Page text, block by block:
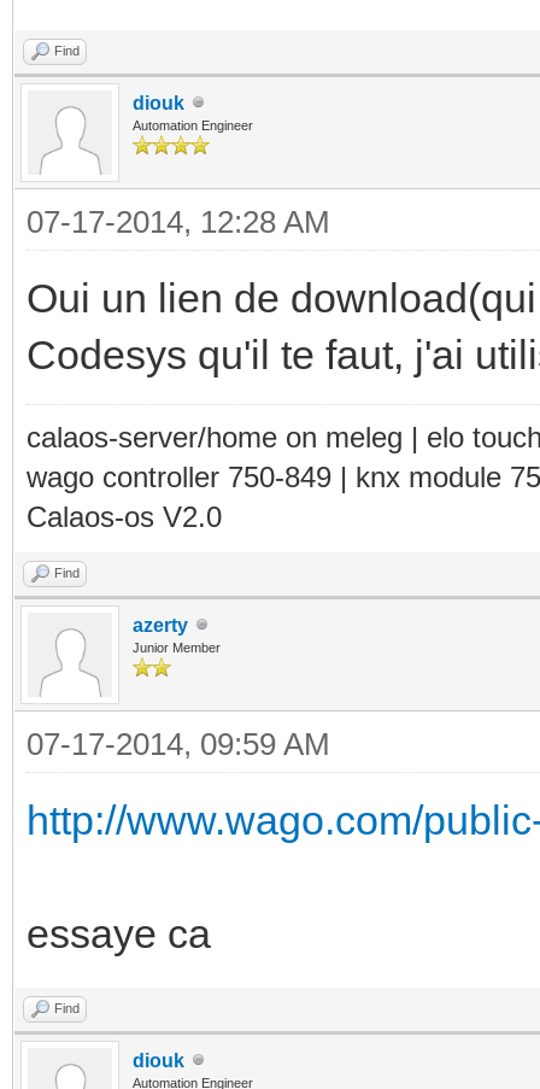
Find
diouk
Automation Engineer
07-17-2014, 12:28 AM
Oui un lien de
Codesys qu'il te faut, j'ai
calaos-server/home on meleg | elo
wago controller 750-849 | knx module
Calaos-os V2.0
Find
azerty
Junior Member
07-17-2014, 09:59 AM
http://www.wago.com/
essaye ca
Find
diouk
Automation Engineer